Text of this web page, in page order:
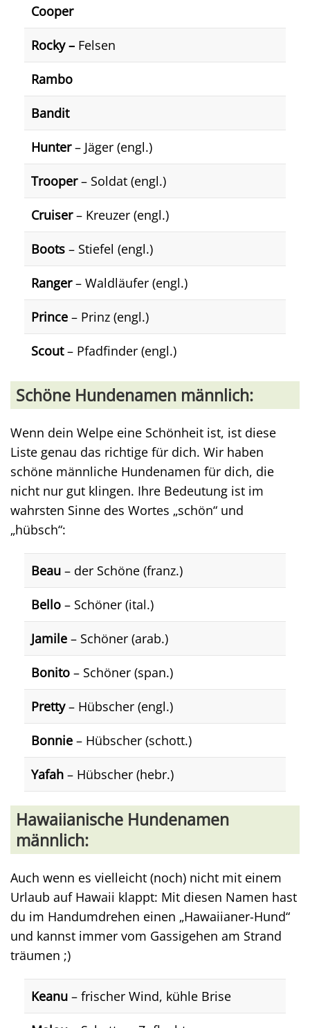
Cooper
Rocky – Felsen
Rambo
Bandit
Hunter– Jäger (engl.)
Trooper– Soldat (engl.)
Cruiser– Kreuzer (engl.)
Boots – Stiefel (engl.)
Ranger– Waldläufer (engl.)
Prince – Prinz (engl.)
Scout– Pfadfinder (engl.)
Schöne Hundenamen männlich:
Wenn dein Welpe eine Schönheit ist, ist diese
Liste genau das richtige für dich. Wir haben
schöne männliche Hundenamen für dich, die
nicht nur gut klingen. Ihre Bedeutung ist im
wahrsten Sinne des Wortes „schön“ und
„hübsch“:
Beau – der Schöne (franz.)
Bello – Schöner (ital.)
Jamile – Schöner (arab.)
Bonito – Schöner (span.)
Pretty– Hübscher (engl.)
Bonnie – Hübscher (schott.)
Yafah – Hübscher (hebr.)
Hawaiianische Hundenamen
männlich:
Auch wenn es vielleicht (noch) nicht mit einem
Urlaub auf Hawaii klappt: Mit diesen Namen hast
du im Handumdrehen einen „Hawaiianer-Hund“
und kannst immer vom Gassigehen am Strand
träumen ;)
Keanu – frischer Wind, kühle Brise